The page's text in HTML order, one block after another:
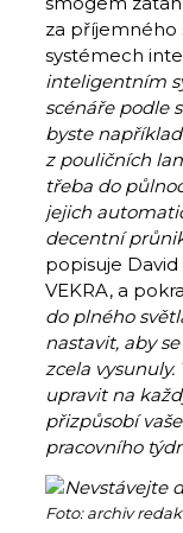
za příjemného
systémech
inteligentním
scénáře podle
byste
z pouličních
třeba do
jejich
decentní
popisuje David
VEKRA, a
do plného
nastavit, aby
zcela
upravit na
přizpůsobí
pracovního
Foto: archiv